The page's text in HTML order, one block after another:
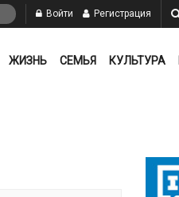
Войти Регистрация
ЖИЗНЬ СЕМЬЯ КУЛЬТУРА